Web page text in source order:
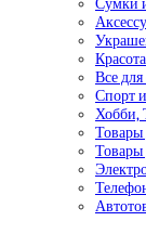
Все
Спорт
Хобби,
Товары